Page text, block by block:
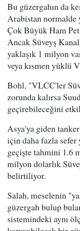
Bu güzergahın da
Arabistan normalde
Çok Büyük Ham
Ancak Süveyş
yaklaşık 1 milyon
veya kısmen yüklü
Bohl, "VLCC'ler
zorunda kalırsa
geçirebileceğini
Asya'ya giden
için daha fazla sefer
geçişte tahmini 1.6
milyon dolarlık
belirtiliyor.
Salah, meselenin
güzergah bulup
sistemindeki aynı